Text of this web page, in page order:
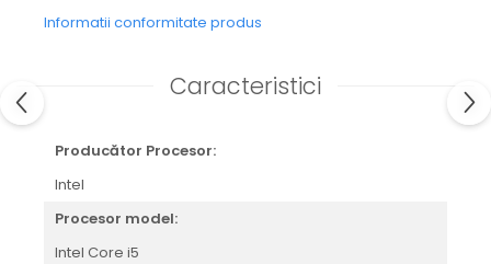
Informatii conformitate produs
Caracteristici
Producător Procesor:
Intel
Procesor model:
Intel Core i5